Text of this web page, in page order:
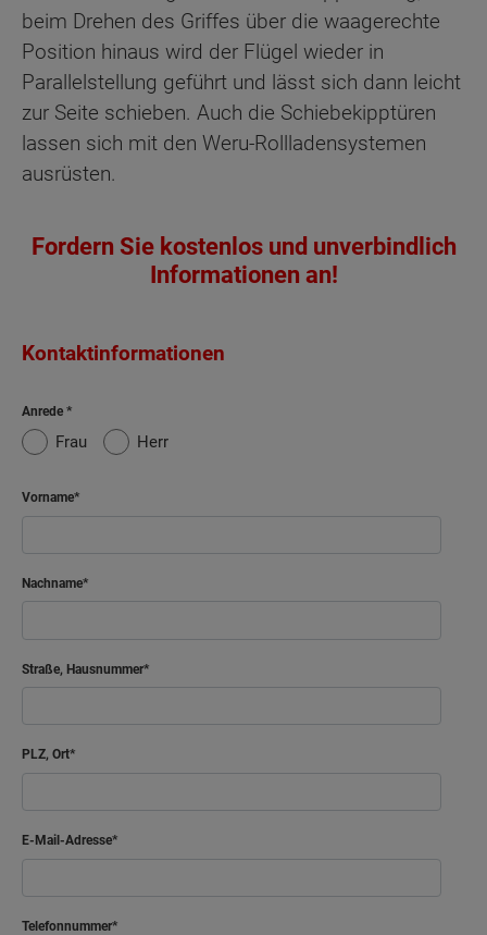
beim Drehen des Griffes über die waagerechte
Position hinaus wird der Flügel wieder in
Parallelstellung geführt und lässt sich dann leicht
zur Seite schieben. Auch die Schiebekipptüren
lassen sich mit den Weru-Rollladensystemen
ausrüsten.
Fordern Sie kostenlos und unverbindlich
Informationen an!
Kontaktinformationen
Anrede
Frau Herr
Vorname
Nachname
Straße, Hausnummer
PLZ, Ort
E-Mail-Adresse
Telefonnummer